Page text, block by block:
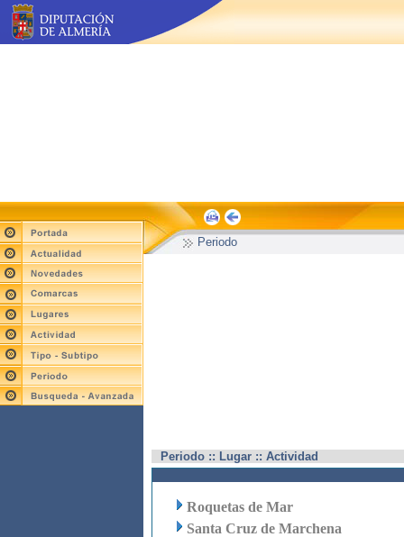
Periodo
Periodo :: Lugar :: Actividad
Roquetas de Mar
Santa Cruz de Marchena